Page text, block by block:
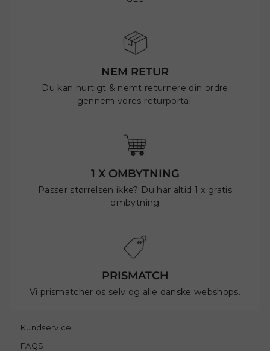
NEM RETUR
Du kan hurtigt & nemt returnere din ordre
gennem vores returportal.
1 X OMBYTNING
Passer størrelsen ikke? Du har altid 1 x gratis
ombytning
PRISMATCH
Vi prismatcher os selv og alle danske webshops.
Kundservice
FAQS